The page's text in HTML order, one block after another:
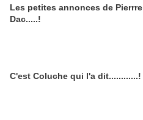
Les petites annonces de Pierrre
Dac.....!
C'est Coluche qui l'a dit............!